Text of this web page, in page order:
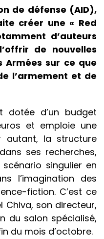
de défense (AID),
créer une « Red
d’auteurs
de nouvelles
Armées sur ce que
l’armement et de
dotée d’un budget
et emploie une
autant, la structure
ses recherches,
singulier en
l’imagination des
fiction. C’est ce
Chiva, son directeur,
du salon spécialisé,
du mois d’octobre.